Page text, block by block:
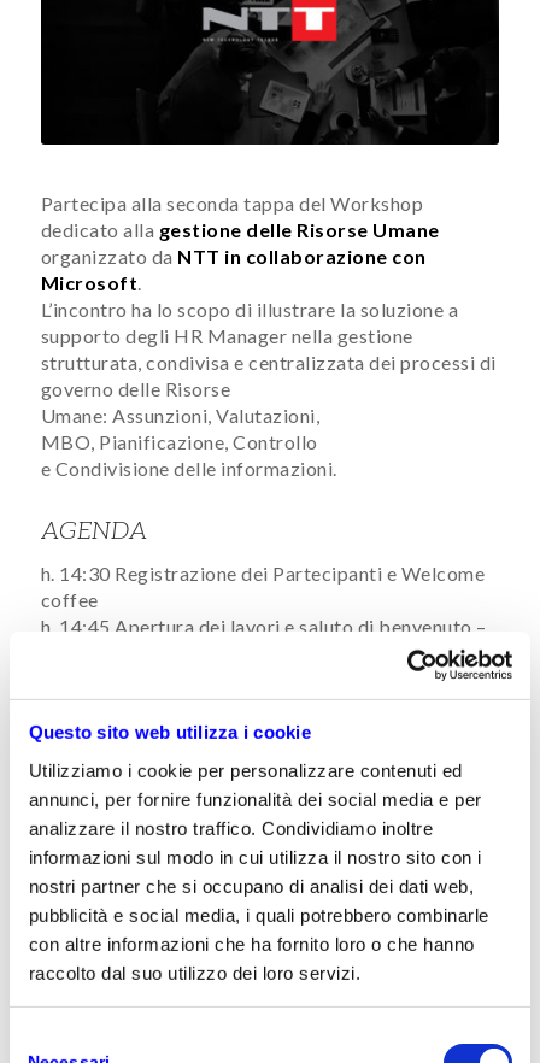
Questo sito web utilizza i cookie
Utilizziamo i cookie per personalizzare contenuti ed
annunci, per fornire funzionalità dei social media e per
analizzare il nostro traffico. Condividiamo inoltre
informazioni sul modo in cui utilizza il nostro sito con i
nostri partner che si occupano di analisi dei dati web,
pubblicità e social media, i quali potrebbero combinarle
con altre informazioni che ha fornito loro o che hanno
raccolto dal suo utilizzo dei loro servizi.
Partecipa alla seconda tappa del Workshop
dedicato alla gestione delle Risorse Umane
organizzato da NTT in collaborazione con
Microsoft.
L’incontro ha lo scopo di illustrare la soluzione a
supporto degli HR Manager ​nella gestione
strutturata, condivisa e centralizzata dei processi di
governo delle Risorse
Umane: Assunzioni, Valutazioni,
MBO, Pianificazione, Controllo
e Condivisione delle informazioni.
AGENDA
h. 14:30 Registrazione dei Partecipanti e Welcome
coffee
h. 14:45 Apertura dei lavori e saluto di benvenuto –
Roberto Cecilia Santamaria, Presidente AGIC
h. 15:00 Smartworking @ Microsoft – Pino
Mercuri, HR Director Microsoft
h. 15:45 Valagro Spa: un’esperienza concreta e un
caso di successo
h. 16:15 PowerHR: gestione strutturata dei processi
HR – Giuseppe La Mantia, Partner AGIC
h. 17:00 PowerHR: misurare le performance e
simulare gli effetti di decisioni tattiche e
strategiche in ambito HR – Tommaso Pozzi, CEO
Porini Insight – Marco Mancini, Senior Consultant
Porini Insight
h. 17:45 Q & A e Chiusura Lavori
Seguirà aperitivo